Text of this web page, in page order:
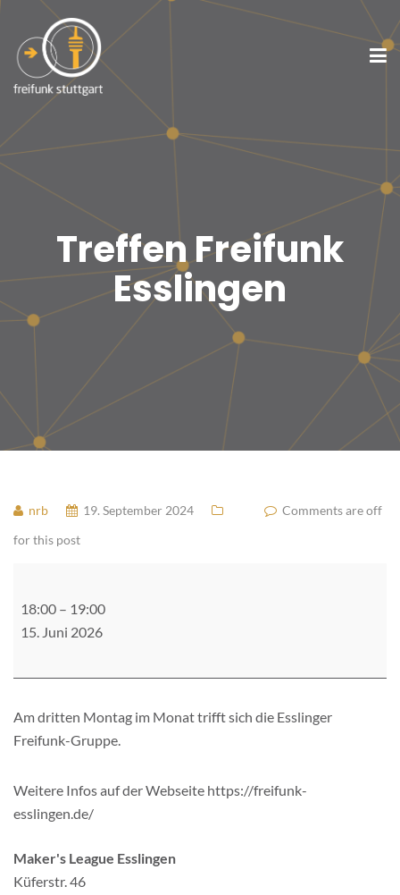
Treffen Freifunk
Esslingen
nrb 19. September 2024
Comments are off
for this post
18:00 – 19:00
15. Juni 2026
Am dritten Montag im Monat trifft sich die Esslinger
Freifunk-Gruppe.
Weitere Infos auf der Webseite https://freifunk-
esslingen.de/
Maker's League Esslingen
Küferstr. 46